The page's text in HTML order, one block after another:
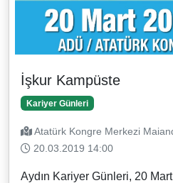
İşkur Kampüste
Kariyer Günleri
Atatürk Kongre Merkezi
20.03.2019 14:00
Aydın Kariyer Günleri, 20